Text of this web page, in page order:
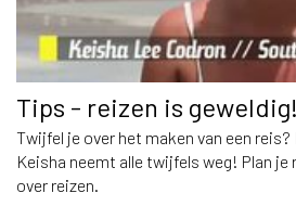
Tips - reizen is geweldig!
Twijfel je over het maken van een
Keisha neemt alle twijfels weg! Plan je
over reizen.